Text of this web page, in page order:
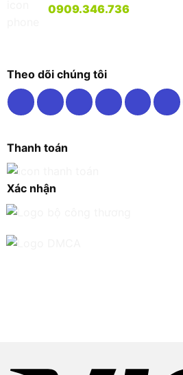
0909.346.736
Theo dõi chúng tôi
Thanh toán
Xác nhận